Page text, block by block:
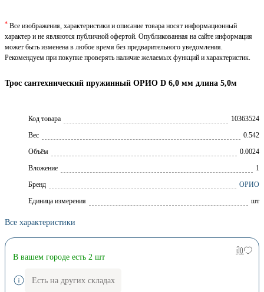
Трос сантехнический пружинный ОРИО D 6,0 мм длина 5,0м
Код товара
10363524
Вес
0.542
Объём
0.0024
Вложение
1
Брeнд
ОРИО
Единица измерения
шт
Все характеристики
* Все изображения, характеристики и описание товара носят информационный
характер и не являются публичной офертой. Опубликованная на сайте информация
может быть изменена в любое время без предварительного уведомления.
Рекомендуем при покупке проверять наличие желаемых функций и характеристик.
В вашем городе есть 2 шт
Есть на других складах